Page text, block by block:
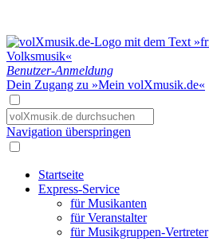
Benutzer-Anmeldung
Dein Zugang zu »Mein volXmusik.de«
Navigation überspringen
Startseite
Express-Service
für Musikanten
für Veranstalter
für Musikgruppen-Vertreter